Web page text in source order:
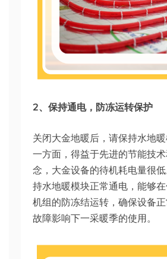
2、保持通电，防冻运转保护​
关闭大金地暖后，请保持水地暖
一方面，得益于先进的节能技
念，大金设备的待机耗电量很
持水地暖模块正常通电，能够
机组的防冻结运转，确保设备
故障影响下一采暖季的使用。